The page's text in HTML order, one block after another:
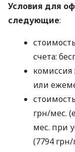
Условия для
следующие:
счета:
комиссия
или
грн/мес.
мес. при
(7794 грн/